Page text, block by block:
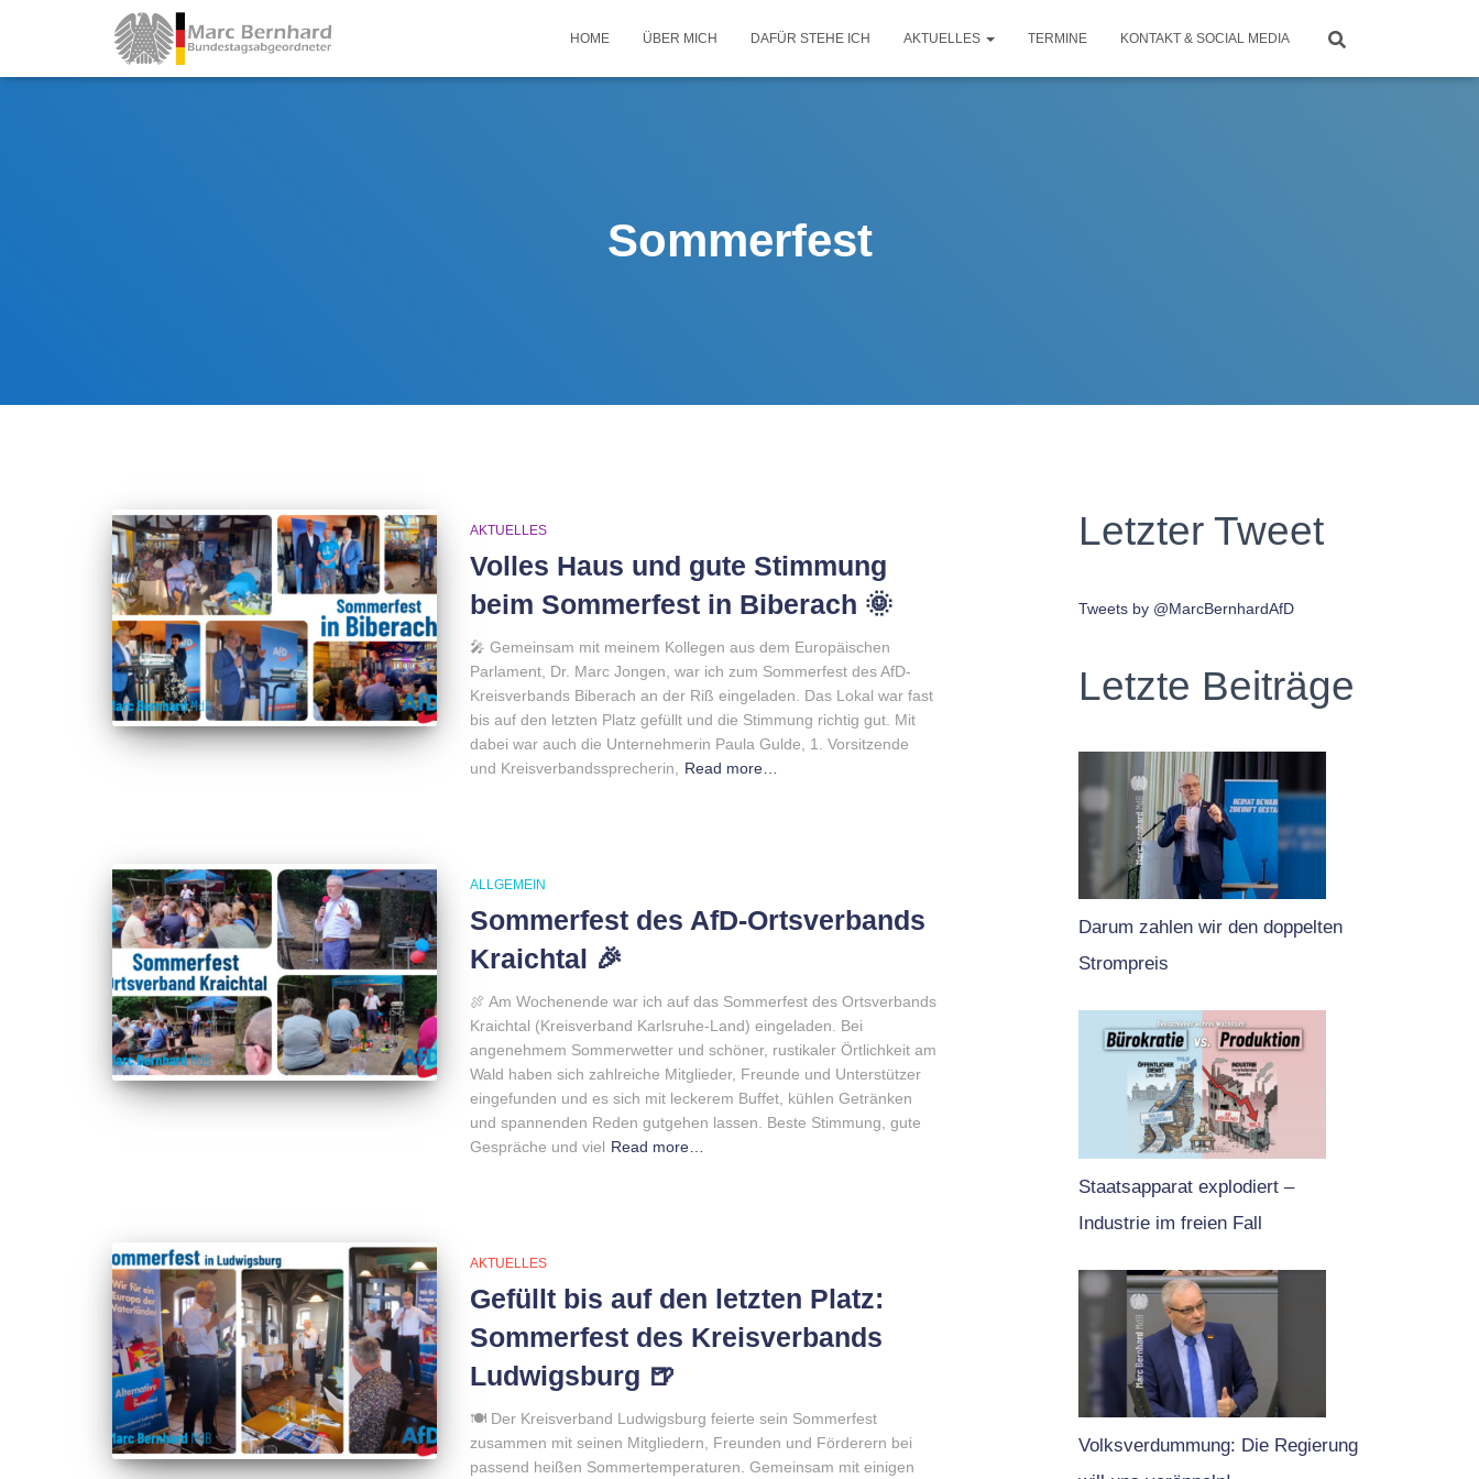
HOME ÜBER MICH DAFÜR STEHE ICH AKTUELLES TERMINE KONTAKT & SOCIAL MEDIA
Sommerfest
AKTUELLES
Volles Haus und gute Stimmung
beim Sommerfest in Biberach 🌞
🎤 Gemeinsam mit meinem Kollegen aus dem Europäischen
Parlament, Dr. Marc Jongen, war ich zum Sommerfest des AfD-
Kreisverbands Biberach an der Riß eingeladen. Das Lokal war fast
bis auf den letzten Platz gefüllt und die Stimmung richtig gut. Mit
dabei war auch die Unternehmerin Paula Gulde, 1. Vorsitzende
und Kreisverbandssprecherin,
Read more…
ALLGEMEIN
Sommerfest des AfD-Ortsverbands
Kraichtal 🎉
🍖 Am Wochenende war ich auf das Sommerfest des Ortsverbands
Kraichtal (Kreisverband Karlsruhe-Land) eingeladen. Bei
angenehmem Sommerwetter und schöner, rustikaler Örtlichkeit am
Wald haben sich zahlreiche Mitglieder, Freunde und Unterstützer
eingefunden und es sich mit leckerem Buffet, kühlen Getränken
und spannenden Reden gutgehen lassen. Beste Stimmung, gute
Gespräche und viel Read more…
AKTUELLES
Gefüllt bis auf den letzten Platz:
Sommerfest des Kreisverbands
Ludwigsburg 🍺
🍽 Der Kreisverband Ludwigsburg feierte sein Sommerfest
zusammen mit seinen Mitgliedern, Freunden und Förderern bei
passend heißen Sommertemperaturen. Gemeinsam mit einigen
Letzter Tweet
Tweets by @MarcBernhardAfD
Letzte Beiträge
Darum zahlen wir den doppelten
Strompreis
Staatsapparat explodiert –
Industrie im freien Fall
Volksverdummung: Die Regierung